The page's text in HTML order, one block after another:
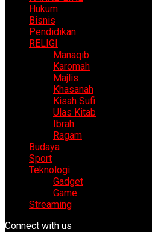
Hukum
Bisnis
Pendidikan
RELIGI
Manaqib
Karomah
Majlis
Khasanah
Kisah Sufi
Ulas Kitab
Ibrah
Ragam
Budaya
Sport
Teknologi
Gadget
Game
Streaming
Connect with us